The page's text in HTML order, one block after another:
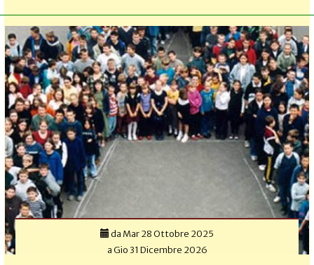
da Mar 28 Ottobre 2025
aGio 31 Dicembre 2026